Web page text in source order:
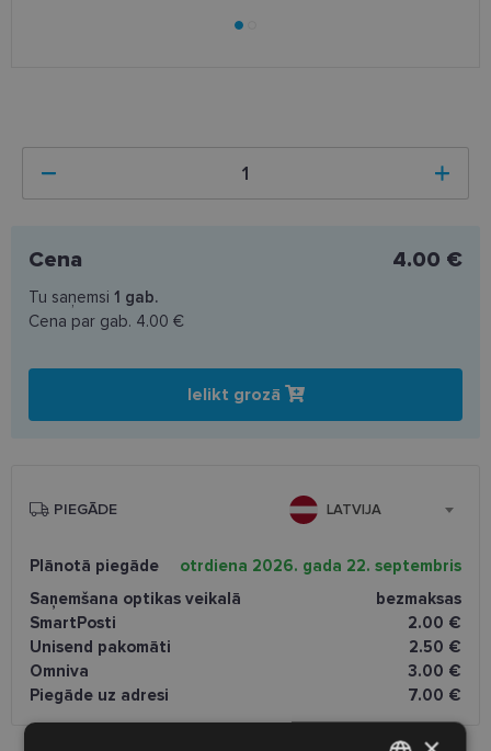
Cena 4.00 €
Tu saņemsi 1 gab.
Cena par gab. 4.00 €
Ielikt grozā
PIEGĀDE LATVIJA
Plānotā piegāde
otrdiena 2026. gada 22. septembris
Saņemšana optikas veikalā
bezmaksas
SmartPosti
2.00 €
Unisend pakomāti
2.50 €
Omniva
3.00 €
Piegāde uz adresi
7.00 €